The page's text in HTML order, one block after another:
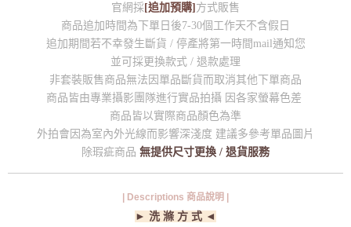
官網採[追加預購]方式販售
商品追加時間為下單日後7-30個工作天不含假日
追加期間若不幸發生斷貨 / 停產將第一時間mail通知您
並可採更換款式 / 退款處理
非套裝販售商品無法因單品斷貨而取消其他下單商品
商品皆由專業攝影團隊進行實品拍攝 因各家螢幕色差
商品皆以實際商品顏色為準
外拍會因為室內外光線而影響深淺度 建議多參考單品圖片
除瑕疵商品 無提供尺寸更換 / 退貨服務
| Descriptions 商品說明 |
► 洗 滌 方 式 ◄